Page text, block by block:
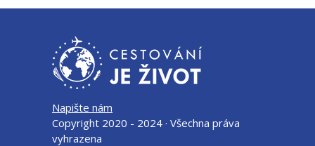
Napište nám
Copyright 2020 - 2024 · Všechna práva
vyhrazena